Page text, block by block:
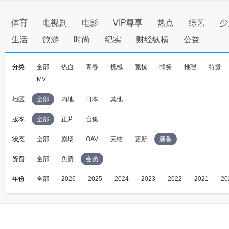
体育 电视剧 电影 VIP尊享 热点 综艺
生活
旅游 时尚 纪实 财经纵横 公益
分类 全部 热血 青春 机械 竞技 搞笑 推理
特摄
MV
地区 全部 内地 日本 其他
版本 全部 正片 合集
状态 全部 剧场 OAV 完结 更新 新番
资费 全部 免费 会员
年份 全部 2026 2025 2024 2023 2022 2021